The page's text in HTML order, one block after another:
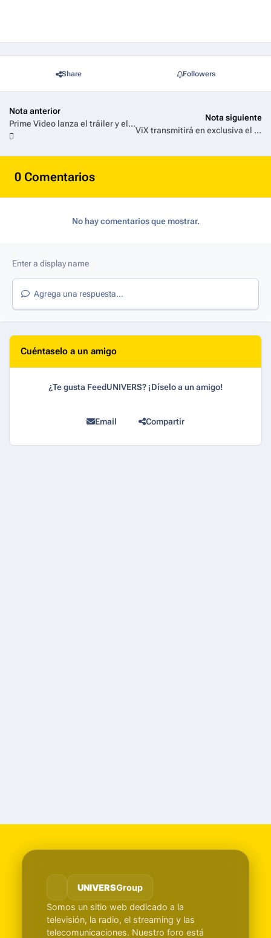
Share Followers
Nota anterior
Prime Video lanza el tráiler y el póster oficial de su película original italiana en inglés Love Me Love Me
Nota siguiente
ViX transmitirá en exclusiva el regreso de Kanye West a México
0 Comentarios
No hay comentarios que mostrar.
Agrega una respuesta...
Cuéntaselo a un amigo
¿Te gusta FeedUNIVERS? ¡Díselo a un amigo!
Email Compartir
UNIVERSGroup
Somos un sitio web dedicado a la
televisión, la radio, el streaming y las
telecomunicaciones. Nuestro foro está